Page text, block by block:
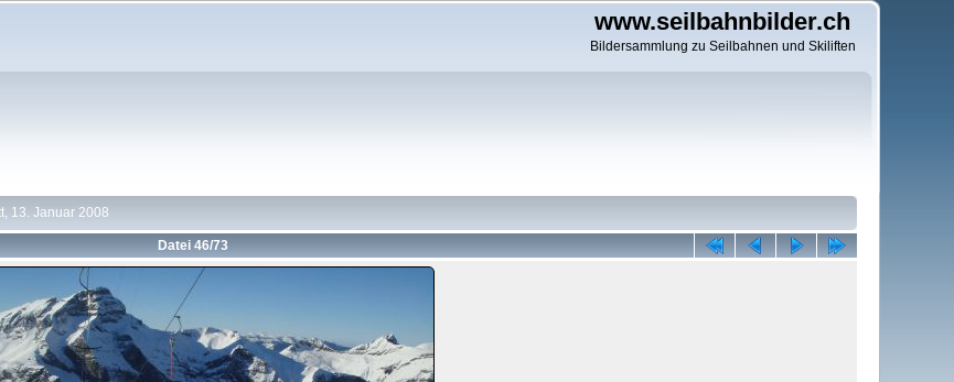
www.seilbahnbilder.ch
Bildersammlung zu Seilbahnen und Skiliften
13. Januar 2008
Datei 46/73